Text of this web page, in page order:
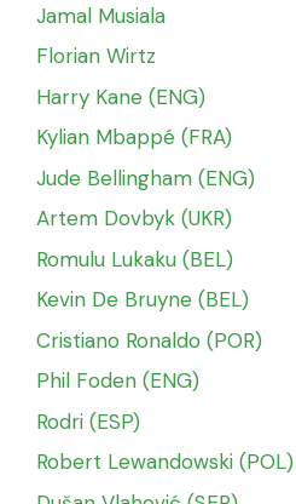
Jamal Musiala
Florian Wirtz
Harry Kane (ENG)
Kylian Mbappé (FRA)
Jude Bellingham (ENG)
Artem Dovbyk (UKR)
Romulu Lukaku (BEL)
Kevin De Bruyne (BEL)
Cristiano Ronaldo (POR)
Phil Foden (ENG)
Rodri (ESP)
Robert Lewandowski (POL)